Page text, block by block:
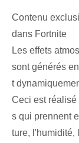
Contenu
dans Fortnite
Les effets
sont générés
t
Ceci est
s qui prennent
ture, l'humidité,